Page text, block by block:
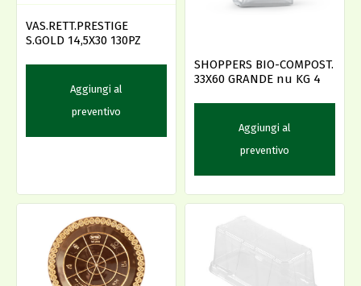
VAS.RETT.PRESTIGE
S.GOLD 14,5X30 130PZ
Aggiungi al
preventivo
SHOPPERS BIO-COMPOST.
33X60 GRANDE nu KG 4
Aggiungi al
preventivo